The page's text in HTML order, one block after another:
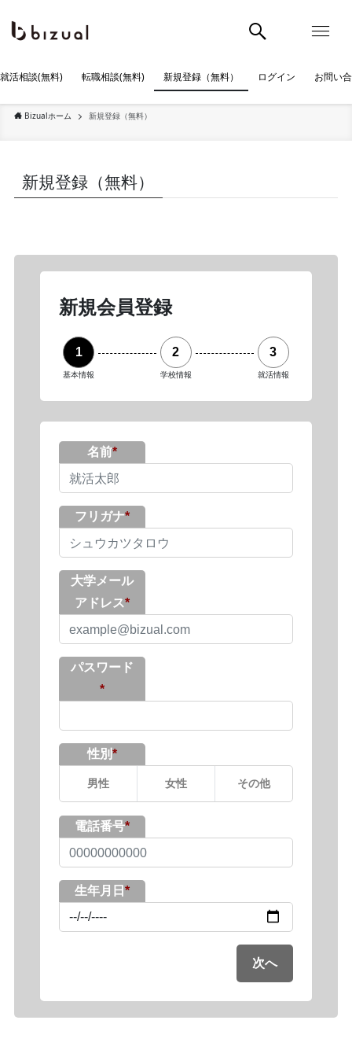
就活相談(無料) 転職相談(無料) 新規登録（無料） ログイン お問い
Bizualホーム 新規登録（無料）
新規登録（無料）
新規会員登録
1
基本情報
2
学校情報
3
就活情報
名前
フリガナ
大学メール
アドレス
パスワード
性別
男性 女性 その他
電話番号
生年月日
次へ